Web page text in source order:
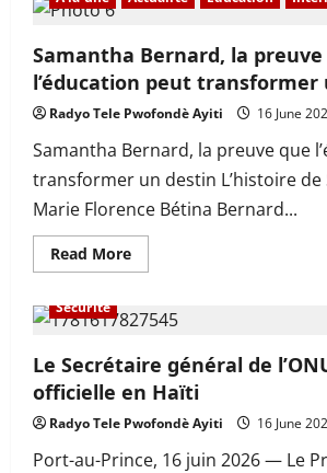
les
séances
de
photos
se
poursuivent,
tandis
que
la
situation
sécuritaire
continue
de
se
détériorer
Samantha Bernard, la preuve
l’éducation peut transformer
Radyo Tele Pwofondè Ayiti 16 June
Samantha Bernard, la preuve que
transformer un destin L’histoire de
Marie Florence Bétina Bernard...
Read MoreRead
more
Bernard,
la
que
l’éducation
peut
transformer
un
Sécurité
Le Secrétaire général de
officielle en Haïti
Radyo Tele Pwofondè Ayiti 16 June
Port-au-Prince, 16 juin 2026 — Le